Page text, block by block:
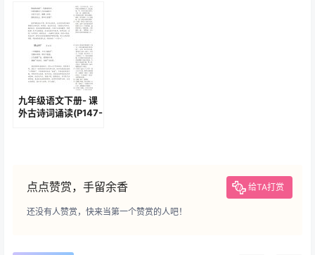
九年级语文下册- 课
外古诗词诵读(P147-
点点赞赏，手留余香 给TA打赏
还没有人赞赏，快来当第一个赞赏的人吧！